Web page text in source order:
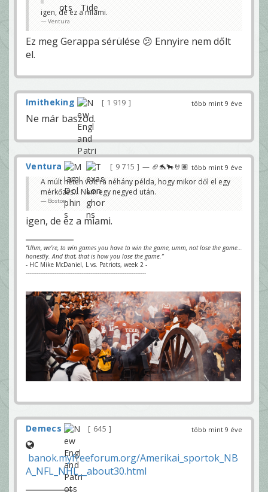
igen, de ez a miami.
Ventura
Ez meg Gerappa sérülése 😕 Ennyire nem dőlt
el.
több mint 9 éve
Imitheking 1 919
Ne már baszod.
több mint 9 éve
Ventura 9 715 — 🏈🐬🐂🤘🏽
A múlt héten volt rá néhány példa, hogy mikor dől el egy
mérkőzés... Nem egy negyed után.
Boston
igen, de ez a miami.
“Uhm, we’re, to win games you have to win the game, umm, not lose the game…
honestly. And that, that is how you lose the game.”
- HC Mike McDaniel, L vs. Patriots, week 2 -
-------------------------------------------------------------------
több mint 9 éve
Demecs 645
banok.myfreeforum.org/Amerikai_sportok_NB
A_NFL_NHL__about30.html